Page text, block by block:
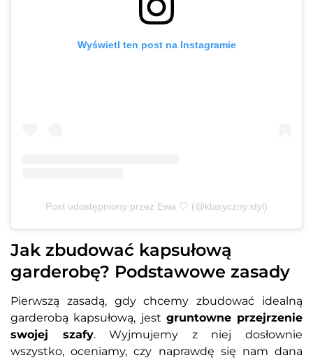
Wyświetl ten post na Instagramie
Post udostępniony przez Ewa 🤍 (@klasyczny.styl)
Jak zbudować kapsułową
garderobę? Podstawowe zasady
Pierwszą zasadą, gdy chcemy zbudować idealną
garderobą kapsułową, jest gruntowne przejrzenie
swojej szafy. Wyjmujemy z niej dosłownie
wszystko, oceniamy, czy naprawdę się nam dana